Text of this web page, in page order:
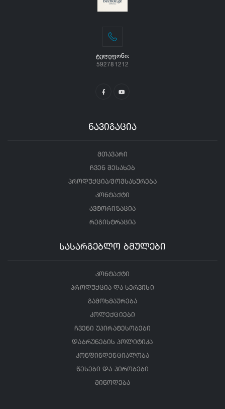
ᲢᲔᲚᲔᲤᲝᲜᲘ:
592781212
ნავიგაცია
მთავარი
ჩვენ შესახებ
პროდუქცია/მომსახურება
კონტაქტი
ავტორიზაცია
რეგისტრაცია
სასარგებლო ბმულები
კონტაქტი
პროდუქცია და სერვისი
გამოხმაურება
კოლექციები
ჩვენი უპირატესობები
დაბრუნების პოლიტიკა
კონფინდენციალობა
წესები და პირობები
მიწოდება